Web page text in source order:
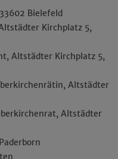
Bielefeld
Kirchplatz 5,
Altstädter Kirchplatz 5,
Altstädter
Altstädter
Paderborn